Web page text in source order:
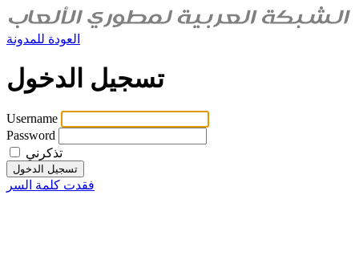
العودة للمدونة
تسجيل الدخول
Username
Password
تذكرني
فقدت كلمة السر